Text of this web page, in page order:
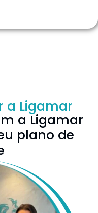
a Ligamar
a Ligamar
plano de